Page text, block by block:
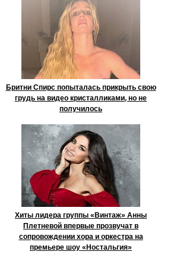
Бритни Спирс попыталась прикрыть свою
грудь на видео кристалликами, но не
получилось
Хиты лидера группы «Винтаж» Анны
Плетневой впервые прозвучат в
сопровождении хора и оркестра на
премьере шоу «Ностальгия»